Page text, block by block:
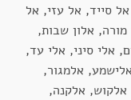
סייד, אל עזי, אל
אלון שבות,
אלי סיני, אלי עד,
אלמגור,
אלקנה,